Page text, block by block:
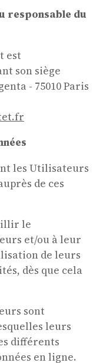
responsable du
est
son siège
- 75010 Paris
les Utilisateurs
de ces
le
et/ou à leur
de leurs
dès que cela
sont
leurs
différents
en ligne.